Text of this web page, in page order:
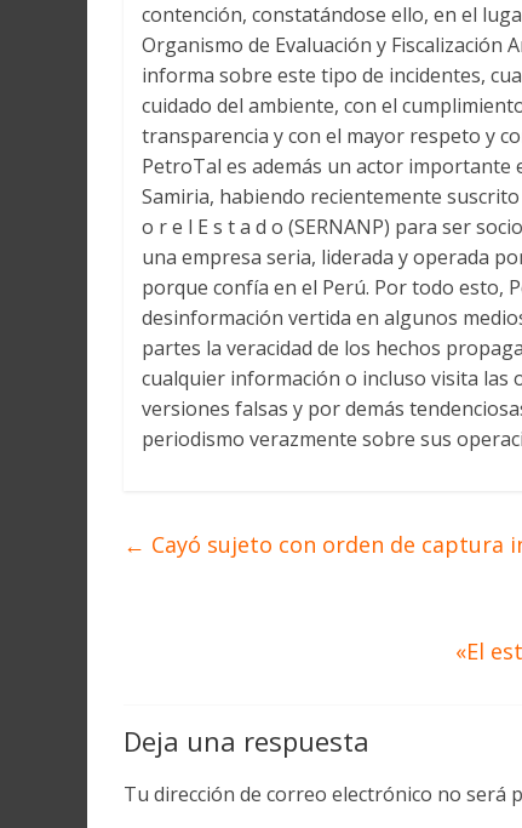
contención, constatándose ello, en el
Organismo de Evaluación y Fiscalización
informa sobre este tipo de incidentes,
cuidado del ambiente, con el
transparencia y con el mayor respeto y
PetroTal es además un actor importante
Samiria, habiendo recientemente
o r e l E s t a d o (SERNANP) para ser
una empresa seria, liderada y operada
porque confía en el Perú. Por todo esto,
desinformación vertida en algunos
partes la veracidad de los hechos
cualquier información o incluso visita
versiones falsas y por demás
periodismo verazmente sobre sus
← Cayó sujeto con orden de captura
«El
Deja una respuesta
Tu dirección de correo electrónico no será